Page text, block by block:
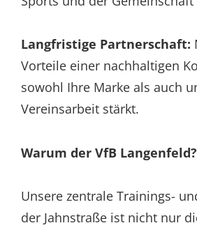
Langfristige Partnerschaft:
Vorteile einer nachhaltigen
sowohl Ihre Marke als auch
Vereinsarbeit stärkt.
Warum der VfB Langenfeld?
Unsere zentrale Trainings-
der Jahnstraße ist nicht nur